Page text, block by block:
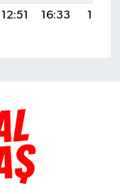
12:51 16:33 19:31